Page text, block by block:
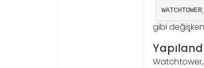
gibi
Watchtower,